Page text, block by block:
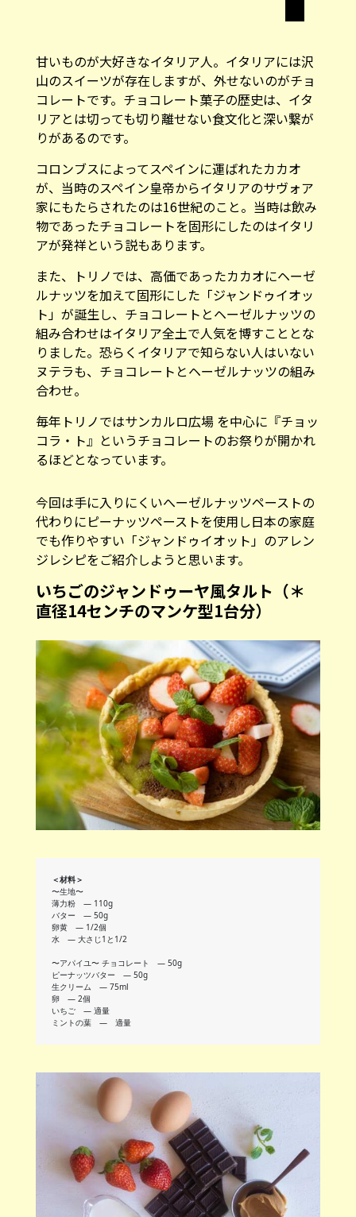
甘いものが大好きなイタリア人。イタリアには沢
山のスイーツが存在しますが、外せないのがチョ
コレートです。チョコレート菓子の歴史は、イタ
リアとは切っても切り離せない食文化と深い繋が
りがあるのです。
コロンブスによってスペインに運ばれたカカオ
が、当時のスペイン皇帝からイタリアのサヴォア
家にもたらされたのは16世紀のこと。当時は飲み
物であったチョコレートを固形にしたのはイタリ
アが発祥という説もあります。
また、トリノでは、高価であったカカオにヘーゼ
ルナッツを加えて固形にした「ジャンドゥイオッ
ト」が誕生し、チョコレートとヘーゼルナッツの
組み合わせはイタリア全土で人気を博すこととな
りました。恐らくイタリアで知らない人はいない
ヌテラも、チョコレートとヘーゼルナッツの組み
合わせ。
毎年トリノではサンカルロ広場 を中心に『チョッ
コラ・ト』というチョコレートのお祭りが開かれ
るほどとなっています。
今回は手に入りにくいへーゼルナッツペーストの
代わりにピーナッツペーストを使用し日本の家庭
でも作りやすい「ジャンドゥイオット」のアレン
ジレシピをご紹介しようと思います。
いちごのジャンドゥーヤ風タルト（＊
直径14センチのマンケ型1台分）
＜材料＞
〜生地〜
薄力粉 ― 110g
バター ― 50g
卵黄 ― 1/2個
水 ― 大さじ1と1/2
〜アパイユ〜 チョコレート ― 50g
ピーナッツバター ― 50g
生クリーム ― 75ml
卵 ― 2個
いちご ― 適量
ミントの葉 — 適量